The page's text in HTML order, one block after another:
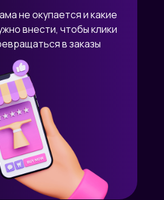
не окупается и какие
внести, чтобы клики
в заказы